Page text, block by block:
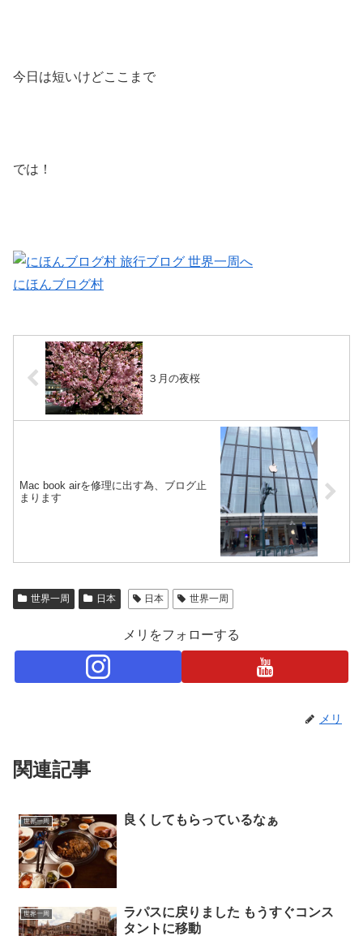
今日は短いけどここまで
では！
にほんブログ村
３月の夜桜
Mac book airを修理に出す為、ブログ止
まります
世界一周 日本 日本 世界一周
メリをフォローする
メリ
関連記事
世界一周 良くしてもらっているなぁ
世界一周
ラパスに戻りました もうすぐコンス
タントに移動